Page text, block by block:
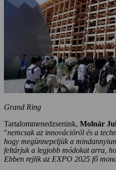
Grand Ring
Tartalommenedzserünk, Molnár
"nemcsak az innovációról és a
hogy megünnepeljük a
feltárjuk a legjobb módokat arra,
Ebben rejlik az EXPO 2025 fő